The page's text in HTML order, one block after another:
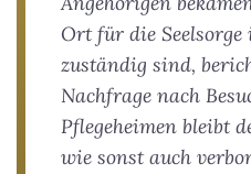
Ort für die Seelsorge
zuständig sind,
Nachfrage nach
Pflegeheimen bleibt
wie sonst auch